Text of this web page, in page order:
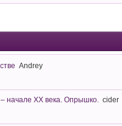
Andrey
– начале ХХ века. Опрышко. cider